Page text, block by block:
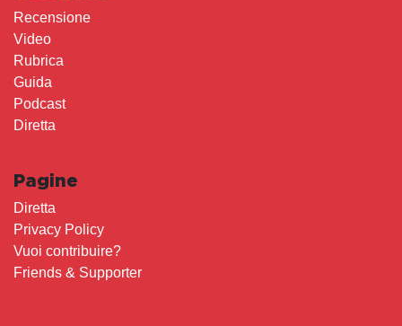
Recensione
Video
Rubrica
Guida
Podcast
Diretta
Pagine
Diretta
Privacy Policy
Vuoi contribuire?
Friends & Supporter